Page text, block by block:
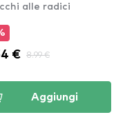
alle radici
€ 8.99 €
Aggiungi